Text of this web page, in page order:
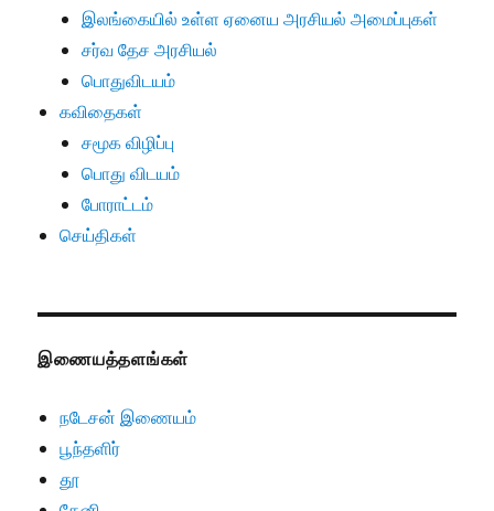
இலங்கையில் உள்ள ஏனைய அரசியல் அமைப்புகள்
சர்வ தேச அரசியல்
பொதுவிடயம்
கவிதைகள்
சமூக விழிப்பு
பொது விடயம்
போராட்டம்
செய்திகள்
இணையத்தளங்கள்
நடேசன் இணையம்
பூந்தளிர்
தூ